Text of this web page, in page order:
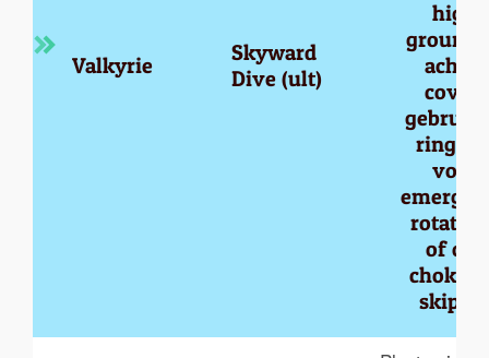
Valkyrie
Skyward
Dive (ult)
high
ground
cover;
ring
voor
of om
chokes